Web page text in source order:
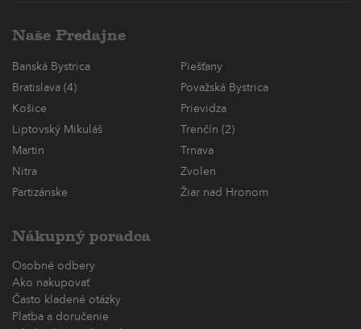
Naše Predajne
Banská Bystrica
Piešťany
Bratislava (4)
Považská Bystrica
Košice
Prievidza
Liptovský Mikuláš
Trenčín (2)
Martin
Trnava
Nitra
Zvolen
Partizánske
Žiar nad Hronom
Nákupný poradca
Osobné odbery
Ako nakupovať
Často kladené otázky
Platba a doručenie